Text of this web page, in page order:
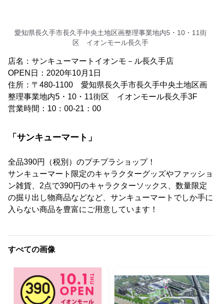
愛知県長久手市長久手中央土地区画整理事業地内5・10・11街
区 イオンモール長久手
店名：サンキューマートイオンモ－ル長久手店
OPEN日：2020年10月1日
住所：〒480-1100 愛知県長久手市長久手中央土地区画
整理事業地内5・10・11街区 イオンモール長久手3F
営業時間：10：00-21：00
「サンキューマート」
全品390円（税別）のプチプラショップ！
サンキューマート限定のキャラクターグッズやファッショ
ン雑貨、2点で390円のキャラクターソックス、数量限定
の掘り出し物商品などなど、サンキューマートでしか手に
入らない商品を豊富にご用意しています！
すべての画像